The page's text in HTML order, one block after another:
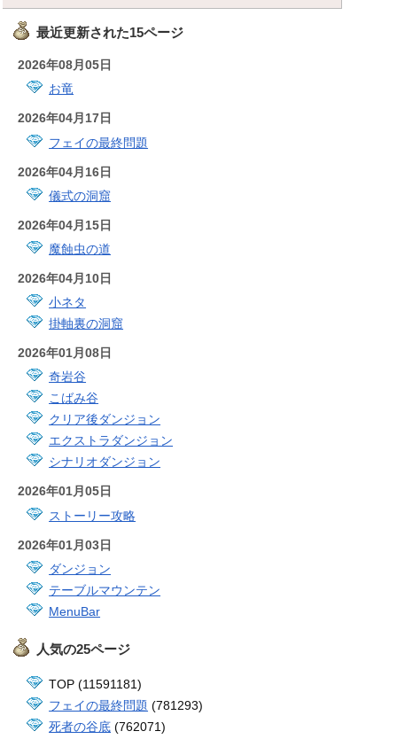
最近更新された15ページ
2026年08月05日
お竜
2026年04月17日
フェイの最終問題
2026年04月16日
儀式の洞窟
2026年04月15日
魔蝕虫の道
2026年04月10日
小ネタ
掛軸裏の洞窟
2026年01月08日
奇岩谷
こばみ谷
クリア後ダンジョン
エクストラダンジョン
シナリオダンジョン
2026年01月05日
ストーリー攻略
2026年01月03日
ダンジョン
テーブルマウンテン
MenuBar
人気の25ページ
TOP (11591181)
フェイの最終問題 (781293)
死者の谷底 (762071)